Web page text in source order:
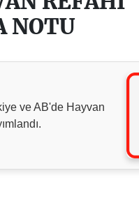
NOTU
ve AB'de Hayvan